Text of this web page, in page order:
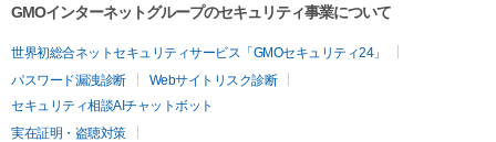
GMOインターネットグループのセキュリティ事業について
世界初総合ネットセキュリティサービス「GMOセキュリティ24」
パスワード漏洩診断
Webサイトリスク診断
セキュリティ相談AIチャットボット
実在証明・盗聴対策